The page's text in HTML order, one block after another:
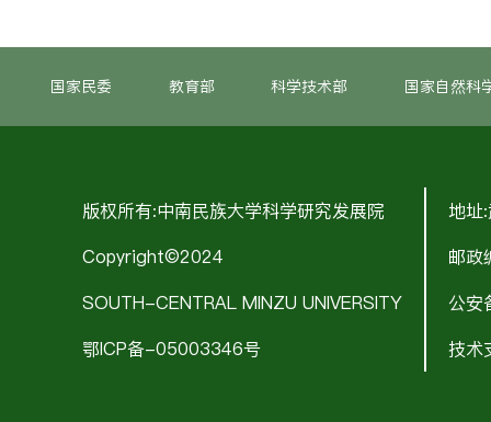
国家民委 教育部 科学技术部 国家自然科
版权所有:中南民族大学科学研究发展院
Copyright©2024
SOUTH-CENTRAL MINZU UNIVERSITY
鄂ICP备-05003346号
地址
邮政
公
技术